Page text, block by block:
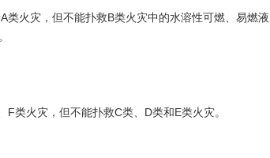
火灾，但不能扑救B类火灾中的水溶性可燃、易燃液
类火灾，但不能扑救C类、D类和E类火灾。